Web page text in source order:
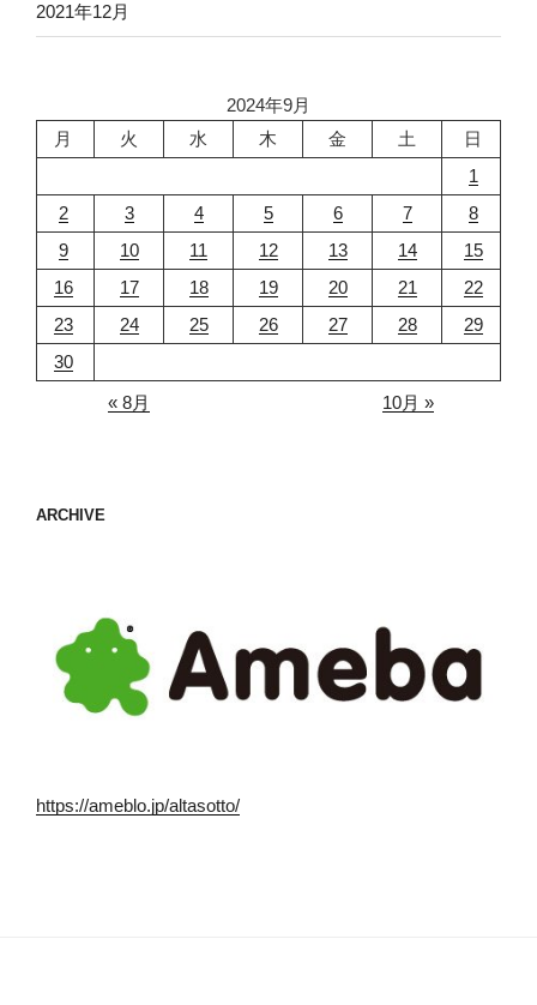
2021年12月
2024年9月
月
火 水 木 金 土
日
1
2
3 4 5 6 7
8
9
10 11 12 13 14
15
16
17 18 19 20 21
22
23
24 25 26 27 28
29
30
« 8月
10月 »
ARCHIVE
https://ameblo.jp/altasotto/